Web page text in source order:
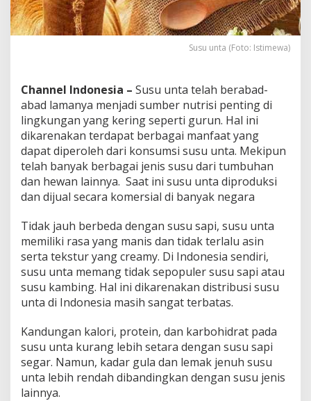
Susu unta (Foto: Istimewa)
Channel Indonesia – Susu unta telah berabad-
abad lamanya menjadi sumber nutrisi penting di
lingkungan yang kering seperti gurun. Hal ini
dikarenakan terdapat berbagai manfaat yang
dapat diperoleh dari konsumsi susu unta. Mekipun
telah banyak berbagai jenis susu dari tumbuhan
dan hewan lainnya. Saat ini susu unta diproduksi
dan dijual secara komersial di banyak negara
Tidak jauh berbeda dengan susu sapi, susu unta
memiliki rasa yang manis dan tidak terlalu asin
serta tekstur yang creamy. Di Indonesia sendiri,
susu unta memang tidak sepopuler susu sapi atau
susu kambing. Hal ini dikarenakan distribusi susu
unta di Indonesia masih sangat terbatas.
Kandungan kalori, protein, dan karbohidrat pada
susu unta kurang lebih setara dengan susu sapi
segar. Namun, kadar gula dan lemak jenuh susu
unta lebih rendah dibandingkan dengan susu jenis
lainnya.